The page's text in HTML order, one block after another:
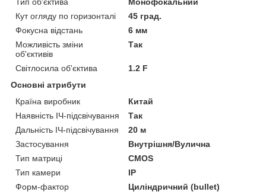
Кут огляду по горизонталі
45 град.
Фокусна відстань
6 мм
Можливість зміни
об'єктивів
Так
Світлосила об'єктива
1.2 F
Основні атрибути
Країна виробник
Китай
Наявність ІЧ-підсвічування
Так
Дальність ІЧ-підсвічування
20 м
Застосування
Внутрішня/Вулична
Тип матриці
CMOS
Тип камери
IP
Форм-фактор
Циліндричний (bullet)